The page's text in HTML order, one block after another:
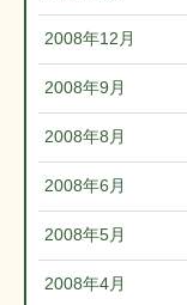
2008年12月
2008年9月
2008年8月
2008年6月
2008年5月
2008年4月